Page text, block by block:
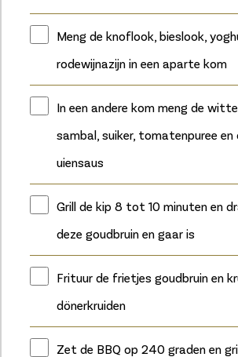
Meng de knoflook, bieslook,
rodewijnazijn in een aparte kom
In een andere kom meng de
sambal, suiker, tomatenpuree en
uiensaus
Grill de kip 8 tot 10 minuten en
deze goudbruin en gaar is
Frituur de frietjes goudbruin en
dönerkruiden
Zet de BBQ op 240 graden en